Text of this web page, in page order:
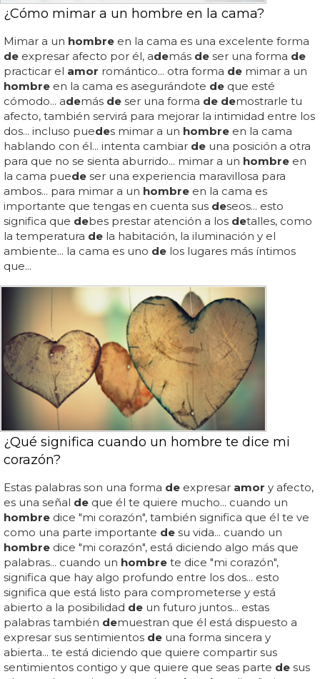
¿Cómo mimar a un hombre en la cama?
Mimar a un hombre en la cama es una excelente forma
de expresar afecto por él, además de ser una forma de
practicar el amor romántico... otra forma de mimar a un
hombre en la cama es asegurándote de que esté
cómodo... además de ser una forma de demostrarle tu
afecto, también servirá para mejorar la intimidad entre los
dos... incluso puedes mimar a un hombre en la cama
hablando con él... intenta cambiar de una posición a otra
para que no se sienta aburrido... mimar a un hombre en
la cama puede ser una experiencia maravillosa para
ambos... para mimar a un hombre en la cama es
importante que tengas en cuenta sus deseos... esto
significa que debes prestar atención a los detalles, como
la temperatura de la habitación, la iluminación y el
ambiente... la cama es uno de los lugares más íntimos
que...
¿Qué significa cuando un hombre te dice mi
corazón?
Estas palabras son una forma de expresar amor y afecto,
es una señal de que él te quiere mucho... cuando un
hombre dice "mi corazón", también significa que él te ve
como una parte importante de su vida... cuando un
hombre dice "mi corazón", está diciendo algo más que
palabras... cuando un hombre te dice "mi corazón",
significa que hay algo profundo entre los dos... esto
significa que está listo para comprometerse y está
abierto a la posibilidad de un futuro juntos... estas
palabras también demuestran que él está dispuesto a
expresar sus sentimientos de una forma sincera y
abierta... te está diciendo que quiere compartir sus
sentimientos contigo y que quiere que seas parte de sus